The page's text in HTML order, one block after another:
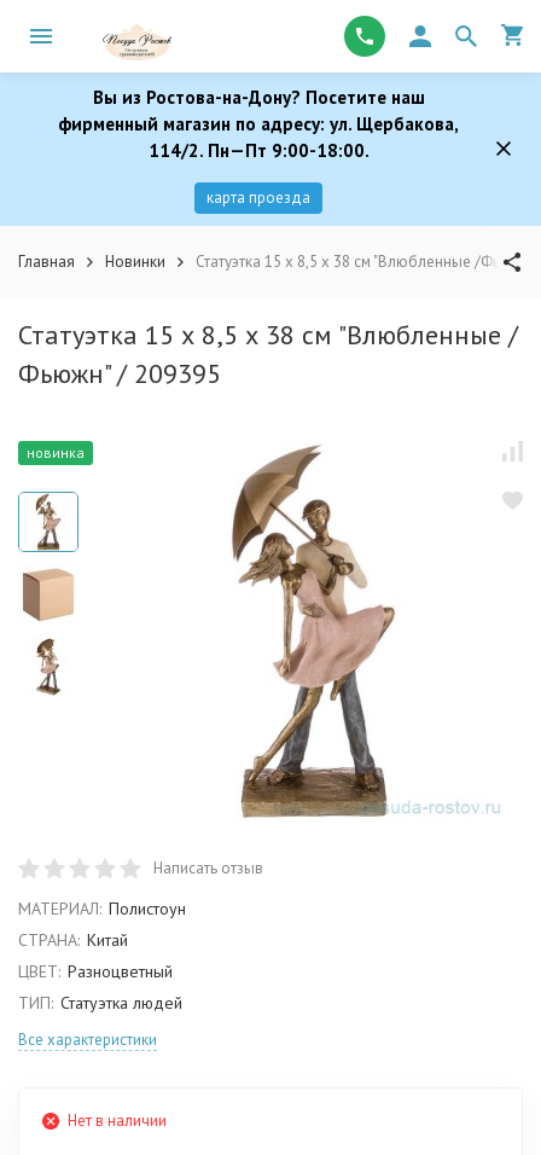
Вы из Ростова-на-Дону? Посетите наш
фирменный магазин по адресу: ул. Щербакова,
114/2. Пн—Пт 9:00-18:00.
карта проезда
Главная Новинки Статуэтка 15 х 8,5 х 38 см "Влюбленные /Фьюжн"
Статуэтка 15 х 8,5 х 38 см "Влюбленные /
Фьюжн" / 209395
новинка
Написать отзыв
МАТЕРИАЛ: Полистоун
СТРАНА: Китай
ЦВЕТ: Разноцветный
ТИП: Статуэтка людей
Все характеристики
Нет в наличии